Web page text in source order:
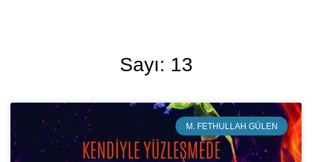
Sayı: 13
M. FETHULLAH GÜLEN